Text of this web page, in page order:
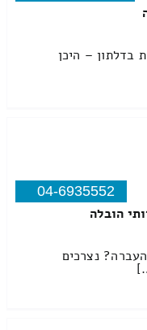
בדלתון – היכן
04-6935552
הובלה
נצרכים